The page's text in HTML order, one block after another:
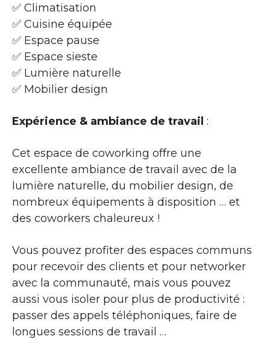
✅ Climatisation
✅ Cuisine équipée
✅ Espace pause
✅ Espace sieste
✅ Lumière naturelle
✅ Mobilier design
Expérience & ambiance de travail :
Cet espace de coworking offre une
excellente ambiance de travail avec de la
lumière naturelle, du mobilier design, de
nombreux équipements à disposition … et
des coworkers chaleureux !
Vous pouvez profiter des espaces communs
pour recevoir des clients et pour networker
avec la communauté, mais vous pouvez
aussi vous isoler pour plus de productivité :
passer des appels téléphoniques, faire de
longues sessions de travail …